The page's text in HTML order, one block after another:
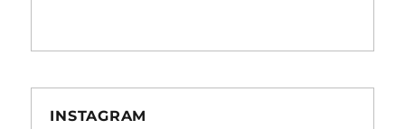
INSTAGRAM